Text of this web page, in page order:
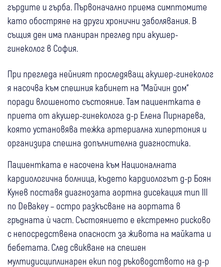
гърдите и гърба. Първоначално приема симптомите
като обостряне на други хронични заболявания. В
същия ден има планиран преглед при акушер-
гинеколог в София.
При прегледа нейният проследяващ акушер-гинеколог
я насочва към спешния кабинет на “Майчин дом“
поради влошеното състояние. Там пациентката е
приета от акушер-гинеколога д-р Елена Пирнарева,
която установява тежка артериална хипертония и
организира спешна допълнителна диагностика.
Пациентката е насочена към Националната
кардиологична болница, където кардиологът д-р Боян
Кунев поставя диагнозата аортна дисекация тип III
по DeBakey – остро разкъсване на аортата в
гръдната ѝ част. Състоянието е екстремно рисково
с непосредствена опасност за живота на майката и
бебетата. След свикване на спешен
мултидисциплинарен екип под ръководството на д-р